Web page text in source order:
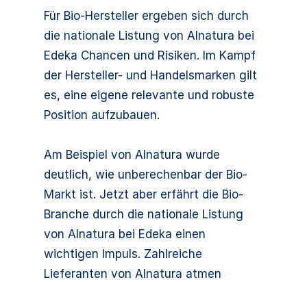
Für Bio-Hersteller ergeben sich durch
die nationale Listung von Alnatura bei
Edeka Chancen und Risiken. Im Kampf
der Hersteller- und Handelsmarken gilt
es, eine eigene relevante und robuste
Position aufzubauen.
Am Beispiel von Alnatura wurde
deutlich, wie unberechenbar der Bio-
Markt ist. Jetzt aber erfährt die Bio-
Branche durch die nationale Listung
von Alnatura bei Edeka einen
wichtigen Impuls. Zahlreiche
Lieferanten von Alnatura atmen